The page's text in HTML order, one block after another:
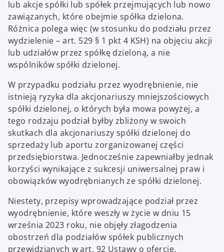
lub akcje spółki lub spółek przejmujących lub nowo
zawiązanych, które obejmie spółka dzielona.
Różnica polega więc (w stosunku do podziału przez
wydzielenie – art. 529 § 1 pkt 4 KSH) na objęciu akcji
lub udziałów przez spółkę dzieloną, a nie
wspólników spółki dzielonej.
W przypadku podziału przez wyodrębnienie, nie
istnieją ryzyka dla akcjonariuszy mniejszościowych
spółki dzielonej, o których była mowa powyżej, a
tego rodzaju podział byłby zbliżony w swoich
skutkach dla akcjonariuszy spółki dzielonej do
sprzedaży lub aportu zorganizowanej części
przedsiębiorstwa. Jednocześnie zapewniałby jednak
korzyści wynikające z sukcesji uniwersalnej praw i
obowiązków wyodrębnianych ze spółki dzielonej.
Niestety, przepisy wprowadzające podział przez
wyodrębnienie, które weszły w życie w dniu 15
września 2023 roku, nie objęły złagodzenia
obostrzeń dla podziałów spółek publicznych
przewidzianych w art. 92 Ustawy o ofercie.